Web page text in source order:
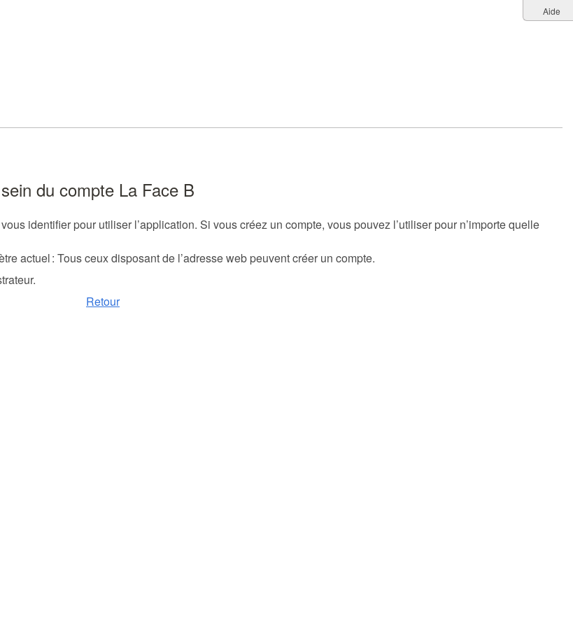
Aide
du compte La Face B
identifier pour utiliser l’application. Si vous créez un compte, vous pouvez l’utiliser pour n’importe quelle
actuel : Tous ceux disposant de l’adresse web peuvent créer un compte.
Retour